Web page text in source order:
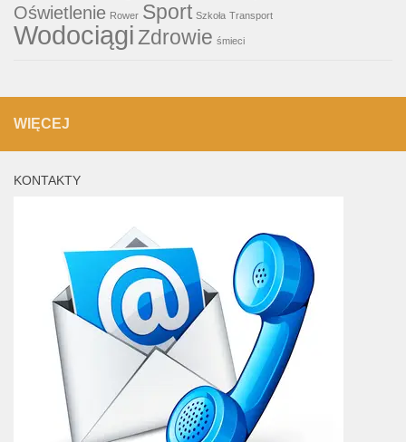
Oświetlenie Rower Sport Szkoła Transport
WodociągiZdrowie śmieci
WIĘCEJ
KONTAKTY